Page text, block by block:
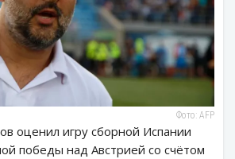
Фото: AFP
оценил игру сборной Испании
победы над Австрией со счётом